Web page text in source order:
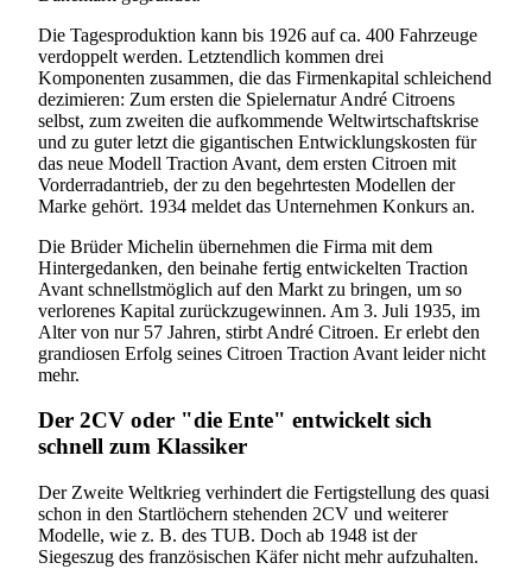
Die Tagesproduktion kann bis 1926 auf ca. 400 Fahrzeuge
verdoppelt werden. Letztendlich kommen drei
Komponenten zusammen, die das Firmenkapital schleichend
dezimieren: Zum ersten die Spielernatur André Citroens
selbst, zum zweiten die aufkommende Weltwirtschaftskrise
und zu guter letzt die gigantischen Entwicklungskosten für
das neue Modell Traction Avant, dem ersten Citroen mit
Vorderradantrieb, der zu den begehrtesten Modellen der
Marke gehört. 1934 meldet das Unternehmen Konkurs an.
Die Brüder Michelin übernehmen die Firma mit dem
Hintergedanken, den beinahe fertig entwickelten Traction
Avant schnellstmöglich auf den Markt zu bringen, um so
verlorenes Kapital zurückzugewinnen. Am 3. Juli 1935, im
Alter von nur 57 Jahren, stirbt André Citroen. Er erlebt den
grandiosen Erfolg seines Citroen Traction Avant leider nicht
mehr.
Der 2CV oder "die Ente" entwickelt sich
schnell zum Klassiker
Der Zweite Weltkrieg verhindert die Fertigstellung des quasi
schon in den Startlöchern stehenden 2CV und weiterer
Modelle, wie z. B. des TUB. Doch ab 1948 ist der
Siegeszug des französischen Käfer nicht mehr aufzuhalten.